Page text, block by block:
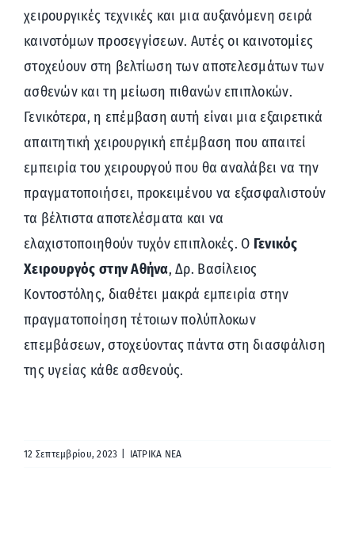
χειρουργικές τεχνικές και μια αυξανόμενη σειρά
καινοτόμων προσεγγίσεων. Αυτές οι καινοτομίες
στοχεύουν στη βελτίωση των αποτελεσμάτων των
ασθενών και τη μείωση πιθανών επιπλοκών.
Γενικότερα, η επέμβαση αυτή είναι μια εξαιρετικά
απαιτητική χειρουργική επέμβαση που απαιτεί
εμπειρία του χειρουργού που θα αναλάβει να την
πραγματοποιήσει, προκειμένου να εξασφαλιστούν
τα βέλτιστα αποτελέσματα και να
ελαχιστοποιηθούν τυχόν επιπλοκές. Ο Γενικός
Χειρουργός στην Αθήνα, Δρ. Βασίλειος
Κοντοστόλης, διαθέτει μακρά εμπειρία στην
πραγματοποίηση τέτοιων πολύπλοκων
επεμβάσεων, στοχεύοντας πάντα στη διασφάλιση
της υγείας κάθε ασθενούς.
12 Σεπτεμβρίου, 2023 ΙΑΤΡΙΚΑ ΝΕΑ